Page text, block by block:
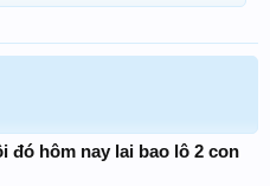
đó hôm nay lai bao lô 2 con